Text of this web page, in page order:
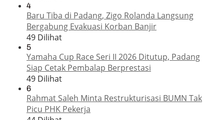
4
Baru Tiba di Padang, Zigo Rolanda Langsung
Bergabung Evakuasi Korban Banjir
49 Dilihat
5
Yamaha Cup Race Seri II 2026 Ditutup, Padang
Siap Cetak Pembalap Berprestasi
49 Dilihat
6
Rahmat Saleh Minta Restrukturisasi BUMN Tak
Picu PHK Pekerja